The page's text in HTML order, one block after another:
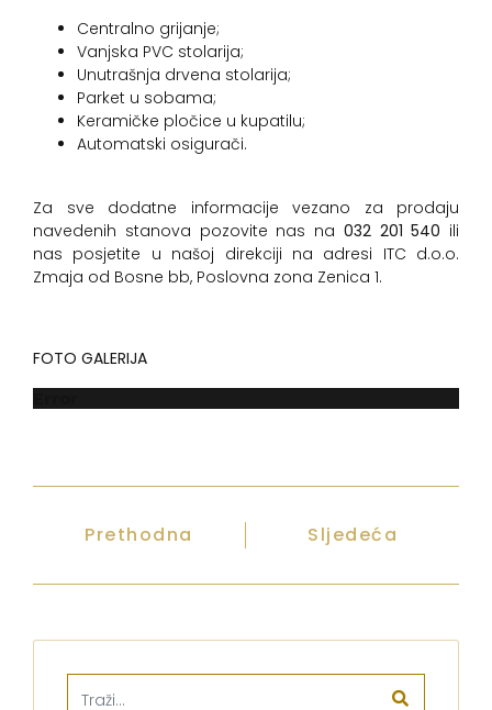
Centralno grijanje;
Vanjska PVC stolarija;
Unutrašnja drvena stolarija;
Parket u sobama;
Keramičke pločice u kupatilu;
Automatski osigurači.
Za sve dodatne informacije vezano za prodaju
navedenih stanova pozovite nas na 032 201 540 ili
nas posjetite u našoj direkciji na adresi ITC d.o.o.
Zmaja od Bosne bb, Poslovna zona Zenica 1.
FOTO GALERIJA
Prethodna Sljedeća